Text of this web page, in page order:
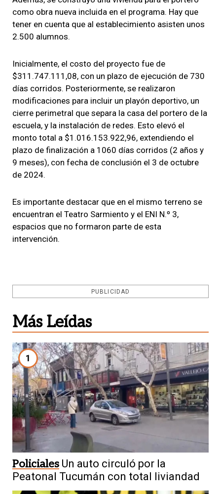
como obra nueva incluida en el programa. Hay que
tener en cuenta que al establecimiento asisten unos
2.500 alumnos.
Inicialmente, el costo del proyecto fue de
$311.747.111,08, con un plazo de ejecución de 730
días corridos. Posteriormente, se realizaron
modificaciones para incluir un playón deportivo, un
cierre perimetral que separa la casa del portero de la
escuela, y la instalación de redes. Esto elevó el
monto total a $1.016.153.922,96, extendiendo el
plazo de finalización a 1060 días corridos (2 años y
9 meses), con fecha de conclusión el 3 de octubre
de 2024.
Es importante destacar que en el mismo terreno se
encuentran el Teatro Sarmiento y el ENI N.º 3,
espacios que no formaron parte de esta
intervención.
PUBLICIDAD
Más Leídas
1
Policiales Un auto circuló por la
Peatonal Tucumán con total liviandad